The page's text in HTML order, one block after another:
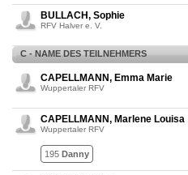
BULLACH, Sophie
RFV Halver e. V.
C - NAME DES TEILNEHMERS
CAPELLMANN, Emma Marie
Wuppertaler RFV
CAPELLMANN, Marlene Louisa
Wuppertaler RFV
195 Danny